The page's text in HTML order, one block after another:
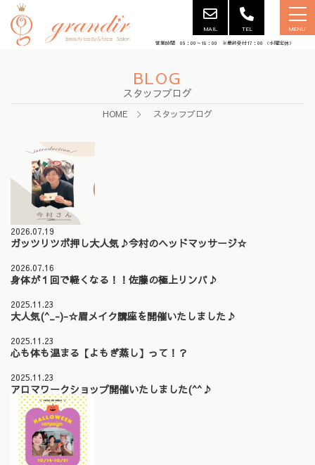
MAIL TEL MENU
営業時間 09：00～18：00 ※最終受付17：00 （水曜定休）
BLOG
スタッフブログ
HOME スタッフブログ
2026.07.19
ガッツリツボ押し大人気♪今村のヘッドマッサージ☆
2026.07.16
身体が１回で軽くなる！！佐藤の極上リンパ♪
2025.11.23
大人気(^_-)-☆眉メイク講座を開催いたしました♪
2025.11.23
心も体も温まる【よもぎ蒸し】って！？
2025.11.23
アロマワークショップ開催いたしました(^^♪